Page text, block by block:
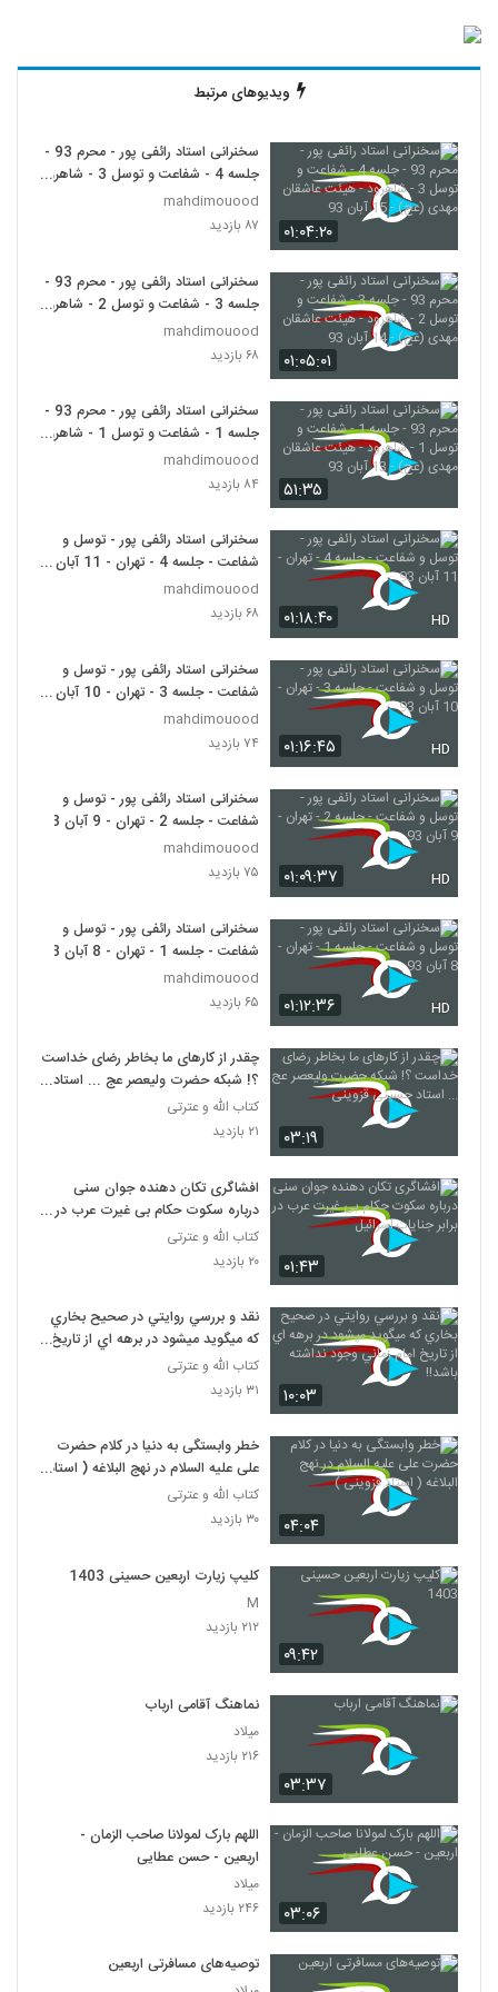
ویدیوهای مرتبط
۰۱:۰۴:۲۰
سخنرانی استاد رائفی پور - محرم 93 -
جلسه 4 - شفاعت و توسل 3 - شاهرود
93
mahdimouood
۸۷ بازدید
۰۱:۰۵:۰۱
سخنرانی استاد رائفی پور - محرم 93 -
جلسه 3 - شفاعت و توسل 2 - شاهرود
93
mahdimouood
۶۸ بازدید
۵۱:۳۵
سخنرانی استاد رائفی پور - محرم 93 -
جلسه 1 - شفاعت و توسل 1 - شاهرود
93
mahdimouood
۸۴ بازدید
۰۱:۱۸:۴۰ HD
سخنرانی استاد رائفی پور - توسل و
شفاعت - جلسه 4 - تهران - 11 آبان
93
mahdimouood
۶۸ بازدید
۰۱:۱۶:۴۵ HD
سخنرانی استاد رائفی پور - توسل و
شفاعت - جلسه 3 - تهران - 10 آبان
93
mahdimouood
۷۴ بازدید
۰۱:۰۹:۳۷ HD
سخنرانی استاد رائفی پور - توسل و
شفاعت - جلسه 2 - تهران - 9 آبان 93
mahdimouood
۷۵ بازدید
۰۱:۱۲:۳۶ HD
سخنرانی استاد رائفی پور - توسل و
شفاعت - جلسه 1 - تهران - 8 آبان 93
mahdimouood
۶۵ بازدید
۰۳:۱۹
چقدر از کارهای ما بخاطر رضای خداست
؟! شبکه حضرت ولیعصر عج ... استاد
حسینی قزوینی
کتاب الله و عترتی
۲۱ بازدید
۰۱:۴۳
افشاگری تکان دهنده جوان سنی
درباره سکوت حکام بی غیرت عرب در
برابر جنایات اسرائیل
کتاب الله و عترتی
۲۰ بازدید
۱۰:۰۳
نقد و بررسي روايتي در صحيح بخاري
که ميگويد ميشود در برهه اي از تاريخ
امام زماني وجود نداشته باشد!!
کتاب الله و عترتی
۳۱ بازدید
۰۴:۰۴
خطر وابستگی به دنیا در کلام حضرت
علی علیه السلام در نهج البلاغه ( استاد
قزوینی )
کتاب الله و عترتی
۳۰ بازدید
۰۹:۴۲
کلیپ زیارت اربعین حسینی 1403
M
۲۱۲ بازدید
۰۳:۳۷
نماهنگ آقامی ارباب
میلاد
۲۱۶ بازدید
۰۳:۰۶
اللهم بارک لمولانا صاحب الزمان -
اربعین - حسن عطایی
میلاد
۲۴۶ بازدید
توصیه‌های مسافرتی اربعین